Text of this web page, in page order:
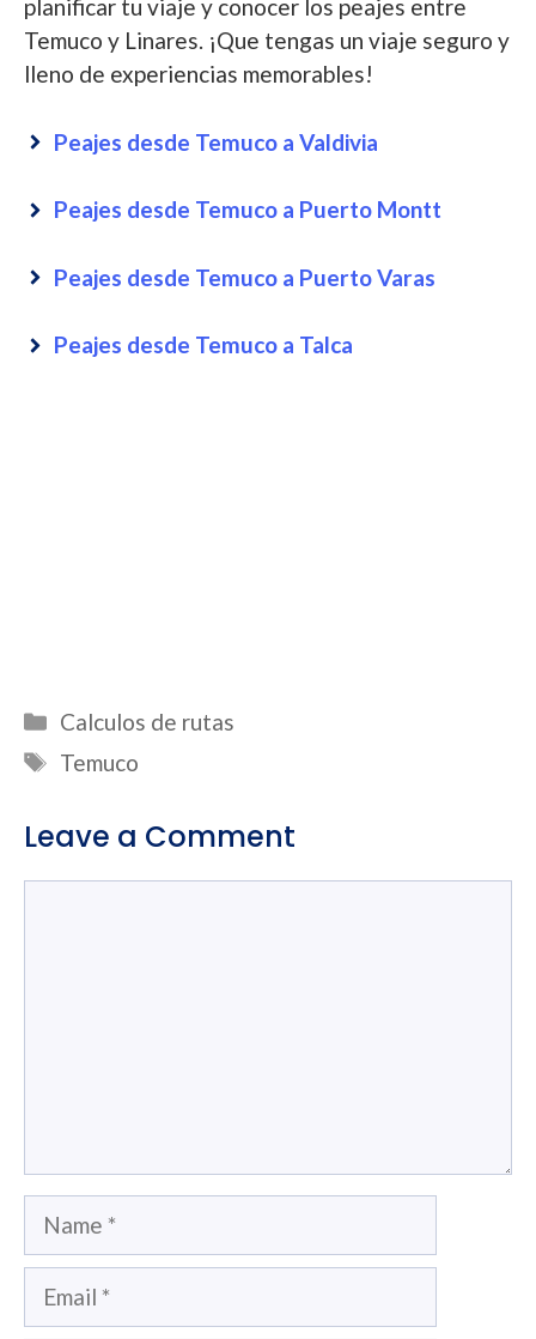
planificar tu viaje y conocer los peajes entre
Temuco y Linares. ¡Que tengas un viaje seguro y
lleno de experiencias memorables!
Peajes desde Temuco a Valdivia
Peajes desde Temuco a Puerto Montt
Peajes desde Temuco a Puerto Varas
Peajes desde Temuco a Talca
Categories
Calculos de rutas
Tags
Temuco
Leave a Comment
Name
Email